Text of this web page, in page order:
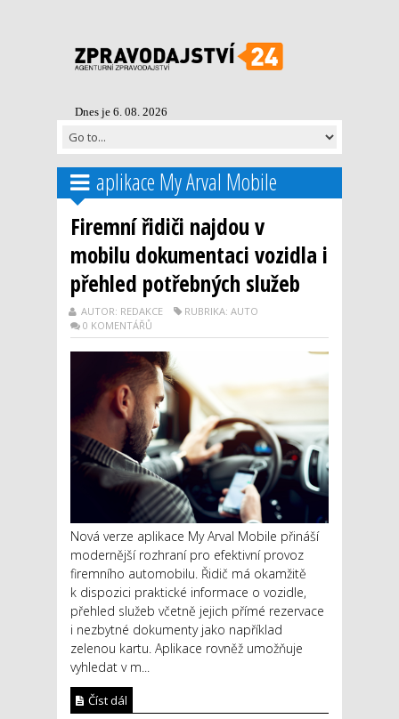
Dnes je 6. 08. 2026
aplikace My Arval Mobile
Firemní řidiči najdou v
mobilu dokumentaci vozidla i
přehled potřebných služeb
AUTOR: REDAKCE
RUBRIKA: AUTO
0 KOMENTÁŘŮ
Nová verze aplikace My Arval Mobile přináší
modernější rozhraní pro efektivní provoz
firemního automobilu. Řidič má okamžitě
k dispozici praktické informace o vozidle,
přehled služeb včetně jejich přímé rezervace
i nezbytné dokumenty jako například
zelenou kartu. Aplikace rovněž umožňuje
vyhledat v m...
Číst dál